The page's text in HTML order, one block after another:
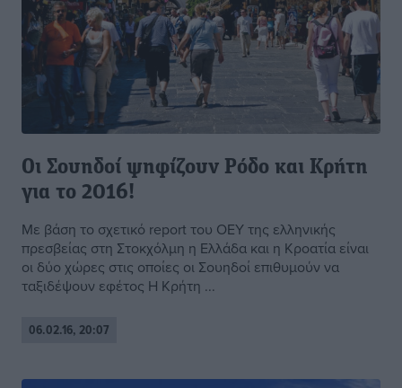
Οι Σουηδοί ψηφίζουν Ρόδο και Κρήτη
για το 2016!
Με βάση το σχετικό report του ΟΕΥ της ελληνικής
πρεσβείας στη Στοκχόλμη η Ελλάδα και η Κροατία είναι
οι δύο χώρες στις οποίες οι Σουηδοί επιθυμούν να
ταξιδέψουν εφέτος Η Κρήτη ...
06.02.16, 20:07